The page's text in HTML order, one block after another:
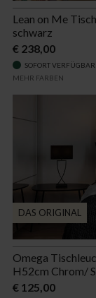
Lean on Me
schwarz
€ 238,00
SOFORT VERFÜGBAR
MEHR FARBEN
DAS ORIGINAL
Omega
H52cm Chrom/
€ 125,00